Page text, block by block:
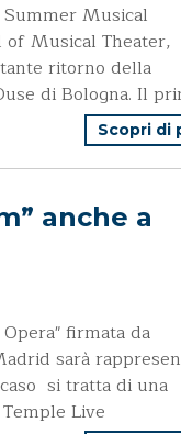
Musical
of Musical Theater,
ritorno della
di Bologna. Il
Scopri di
anche a
firmata da
sarà
si tratta di una
Live